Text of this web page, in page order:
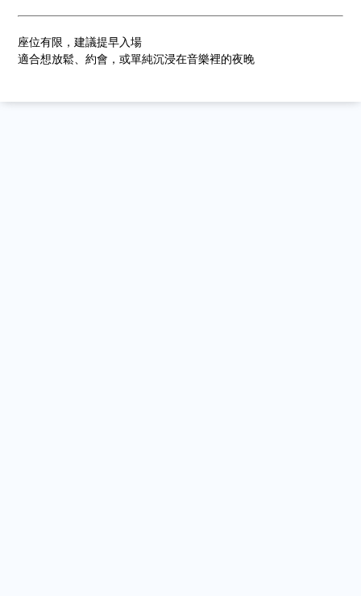
座位有限，建議提早入場
適合想放鬆、約會，或單純沉浸在音樂裡的夜晚